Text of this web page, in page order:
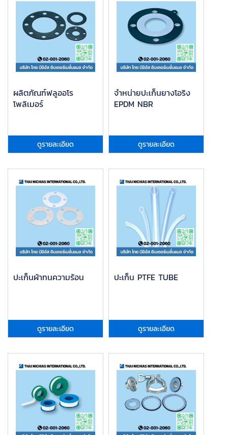
ผลิตภัณฑ์ฟลูออโร
โพลิเมอร์
ดูรายละเอียด
จำหน่ายปะเก็นยางโอริง
EPDM NBR
ดูรายละเอียด
ปะเก็นผ้าทนความร้อน
ดูรายละเอียด
ปะเก็น PTFE TUBE
ดูรายละเอียด